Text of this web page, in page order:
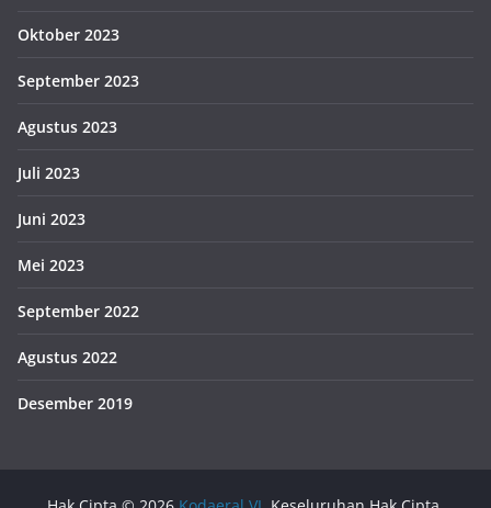
Oktober 2023
September 2023
Agustus 2023
Juli 2023
Juni 2023
Mei 2023
September 2022
Agustus 2022
Desember 2019